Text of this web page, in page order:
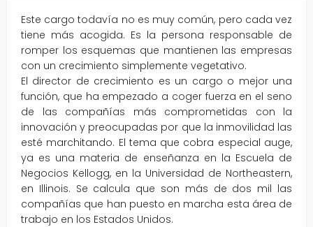
Este cargo todavía no es muy común, pero cada vez
tiene más acogida. Es la persona responsable de
romper los esquemas que mantienen las empresas
con un crecimiento simplemente vegetativo.
El director de crecimiento es un cargo o mejor una
función, que ha empezado a coger fuerza en el seno
de las compañías más comprometidas con la
innovación y preocupadas por que la inmovilidad las
esté marchitando. El tema que cobra especial auge,
ya es una materia de enseñanza en la Escuela de
Negocios Kellogg, en la Universidad de Northeastern,
en Illinois. Se calcula que son más de dos mil las
compañías que han puesto en marcha esta área de
trabajo en los Estados Unidos.